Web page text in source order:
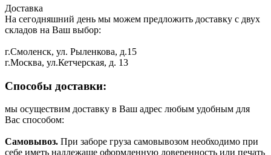
Доставка
На сегодняшний день мы можем предложить доставку с двух
складов на Ваш выбор:
г.Смоленск, ул. Рыленкова, д.15
г.Москва, ул.Кетчерская, д. 13
Способы доставки:
мы осуществим доставку в Ваш адрес любым удобным для
Вас способом:
Самовывоз. При заборе груза самовывозом необходимо при
себе иметь надлежаще оформленную доверенность или печать